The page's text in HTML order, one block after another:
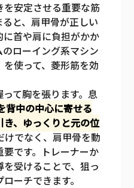
安定させる重要な筋
と、肩甲骨が正しい
首や肩に負担がかか
ローイング系マシン
を使って、菱形筋を効
て胸を張ります。息
背中の中心に寄せる
、ゆっくりと元の位
けでなく、肩甲骨を動
です。トレーナーか
受けることで、狙っ
ーチできます。